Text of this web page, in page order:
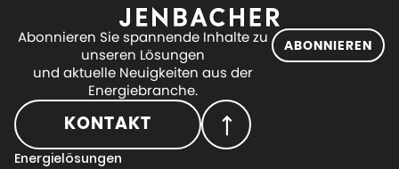
Abonnieren Sie spannende Inhalte zu
unseren Lösungen
und aktuelle Neuigkeiten aus der
Energiebranche.
ABONNIEREN
KONTAKT
Energielösungen